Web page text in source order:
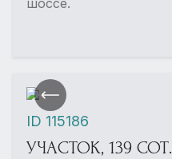
шоссе.
УЧАСТОК, 139 СОТ.
ID 115186